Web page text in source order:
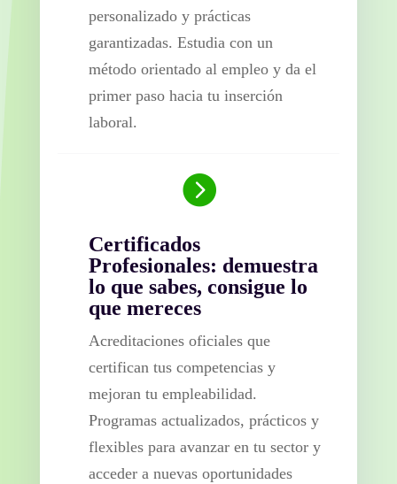
personalizado y prácticas
garantizadas. Estudia con un
método orientado al empleo y da el
primer paso hacia tu inserción
laboral.

Certificados
Profesionales: demuestra
lo que sabes, consigue lo
que mereces
Acreditaciones oficiales que
certifican tus competencias y
mejoran tu empleabilidad.
Programas actualizados, prácticos y
flexibles para avanzar en tu sector y
acceder a nuevas oportunidades